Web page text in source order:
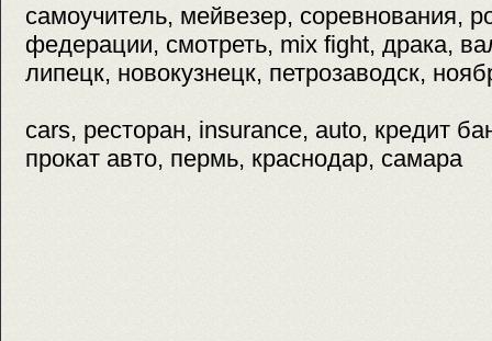
самоучитель, мейвезер, соревнования,
федерации, смотреть, mix fight, драка,
липецк, новокузнецк, петрозаводск,
cars, ресторан, insurance, auto, кредит
прокат авто, пермь, краснодар, самара